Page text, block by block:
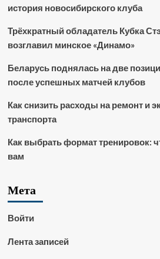
история новосибирского клуба
Трёхкратный обладатель Кубка
возглавил минское «Динамо»
Беларусь поднялась на две
после успешных матчей клубов
Как снизить расходы на ремонт и
транспорта
Как выбрать формат тренировок:
вам
Мета
Войти
Лента записей